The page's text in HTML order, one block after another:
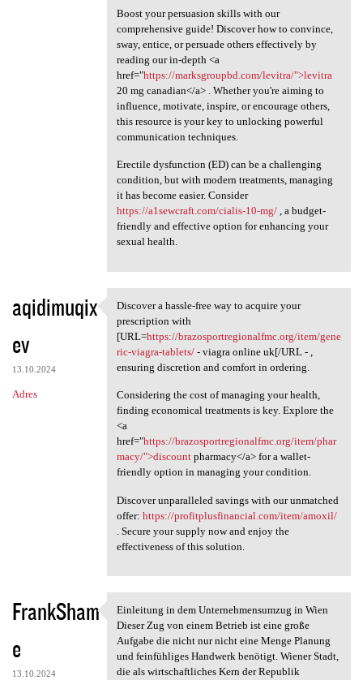
Boost your persuasion skills with our
comprehensive guide! Discover how to convince,
sway, entice, or persuade others effectively by
reading our in-depth <a
href="https://marksgroupbd.com/levitra/">levitra
20 mg canadian</a> . Whether you're aiming to
influence, motivate, inspire, or encourage others,
this resource is your key to unlocking powerful
communication techniques.
Erectile dysfunction (ED) can be a challenging
condition, but with modern treatments, managing
it has become easier. Consider
https://a1sewcraft.com/cialis-10-mg/, a budget-
friendly and effective option for enhancing your
sexual health.
aqidimuqix
ev
13.10.2024
Adres
Discover a hassle-free way to
Discover a hassle-free way to acquire your
prescription with
[URL=https://brazosportregionalfmc.org/item/gene
ric-viagra-tablets/- viagra online uk[/URL - ,
ensuring discretion and comfort in ordering.
Considering the cost of managing your health,
finding economical treatments is key. Explore the
<a
href="https://brazosportregionalfmc.org/item/phar
macy/">discountpharmacy</a> for a wallet-
friendly option in managing your condition.
Discover unparalleled savings with our unmatched
offer: https://profitplusfinancial.com/item/amoxil/
. Secure your supply now and enjoy the
effectiveness of this solution.
FrankSham
e
13.10.2024
Einleitung in dem
Einleitung in dem Unternehmensumzug in Wien
Dieser Zug von einem Betrieb ist eine große
Aufgabe die nicht nur nicht eine Menge Planung
und feinfühliges Handwerk benötigt. Wiener Stadt,
die als wirtschaftliches Kern der Republik